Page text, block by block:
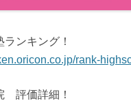
ンキング！
rank-
評価詳細！